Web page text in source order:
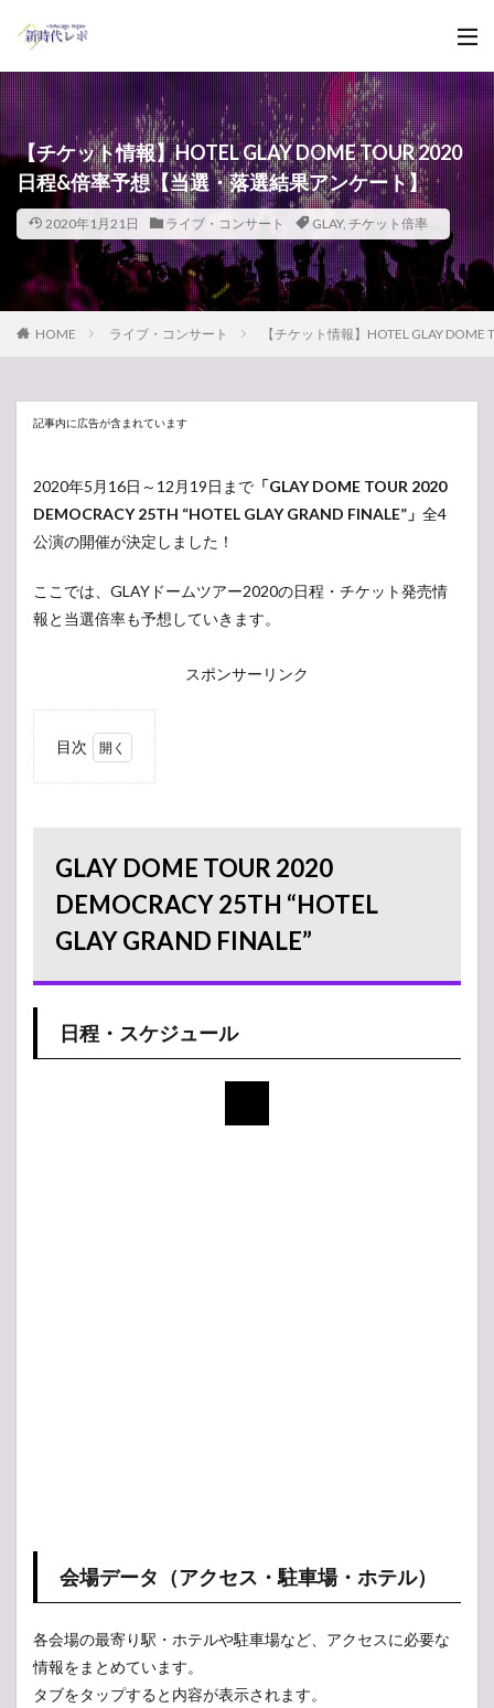
【チケット情報】HOTEL GLAY DOME TOUR 2020
日程&倍率予想【当選・落選結果アンケート】
2020年1月21日 ライブ・コンサート GLAY, チケット倍率
HOME ライブ・コンサート 【チケット情報】HOTEL GLAY
記事内に広告が含まれています
2020年5月16日～12月19日まで 「GLAY DOME TOUR 2020
DEMOCRACY 25TH “HOTEL GLAY GRAND FINALE”」 全4
公演の開催が決定しました！
ここでは、GLAYドームツアー2020の日程・チケット発売情
報と当選倍率も予想していきます。
スポンサーリンク
目次
25TH
“HOTEL GLAY
GRAND
FINALE”
1.1
ジュ
チケ
ット
倍率
を予
想し
てみ
GLAY DOME TOUR 2020
DEMOCRACY 25TH “HOTEL
GLAY GRAND FINALE”
日程・スケジュール
会場データ（アクセス・駐車場・ホテル）
各会場の最寄り駅・ホテルや駐車場など、アクセスに必要な
情報をまとめています。
タブをタップすると内容が表示されます。